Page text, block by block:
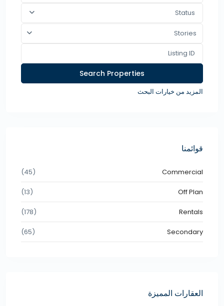
Status
Stories
المزيد من خيارات البحث
قوائمنا
Commercial
(45)
Off Plan
(13)
Rentals
(178)
Secondary
(65)
العقارات المميزة